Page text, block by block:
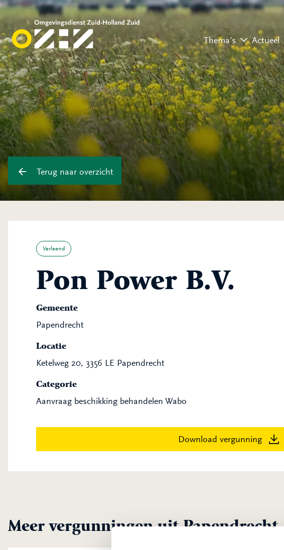
Thema’s Actueel
Terug naar overzicht
Verleend
Pon Power B.V.
Gemeente
Papendrecht
Locatie
Ketelweg 20, 3356 LE Papendrecht
Categorie
Aanvraag beschikking behandelen Wabo
Download vergunning
Meer vergunningen uit Papendrecht